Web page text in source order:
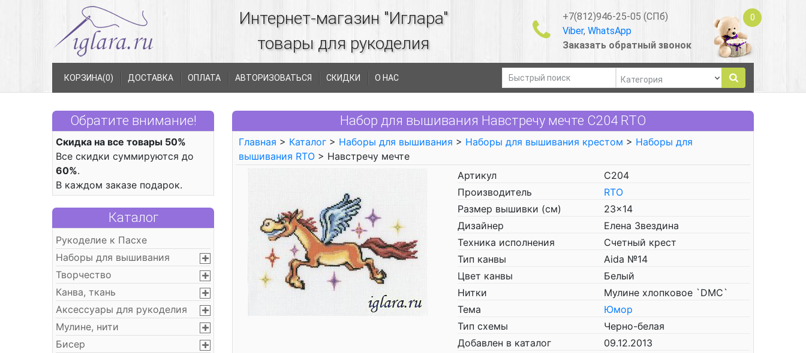
Интернет-магазин "Иглара"
товары для рукоделия
+7(812)946-25-05 (СПб)
Viber, WhatsApp
Заказать обратный звонок
0
КОРЗИНА(0) ДОСТАВКА ОПЛАТА АВТОРИЗОВАТЬСЯ СКИДКИ О НАС
Обратите внимание!
Скидка на все товары 50%
Все скидки суммируются до
60%.
В каждом заказе подарок.
Каталог
Рукоделие к Пасхе
Наборы для вышивания
Творчество
Канва, ткань
Аксессуары для рукоделия
Мулине, нити
Бисер
Набор для вышивания Навстречу мечте C204 RTO
Главная > Каталог > Наборы для вышивания > Наборы для вышивания крестом > Наборы для
вышивания RTO > Навстречу мечте
Артикул
C204
Производитель
RTO
Размер вышивки (см)
23x14
Дизайнер
Елена Звездина
Техника исполнения
Счетный крест
Тип канвы
Aida №14
Цвет канвы
Белый
Нитки
Мулине хлопковое `DMC`
Тема
Юмор
Тип схемы
Черно-белая
Добавлен в каталог
09.12.2013